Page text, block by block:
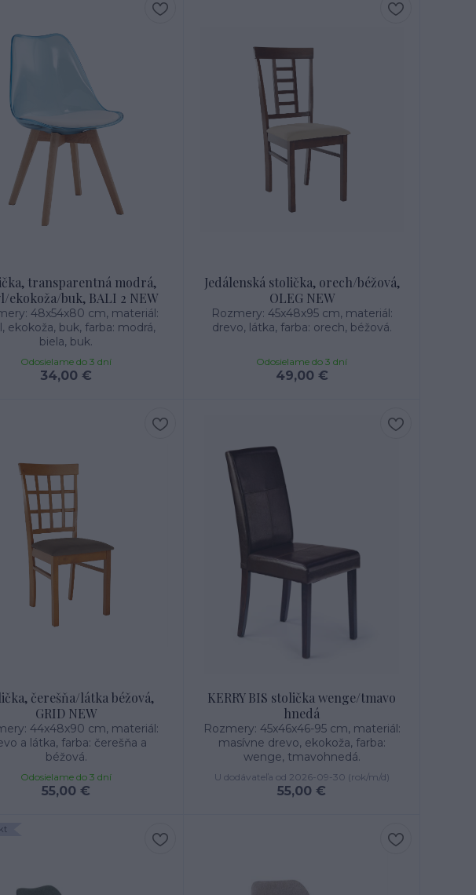
transparentná modrá,
ekokoža/buk, BALI 2 NEW
48x54x80 cm, materiál:
ekokoža, buk, farba: modrá,
biela, buk.
34,00 €
Odosielame do 3 dní
Jedálenská stolička, orech/béžová,
OLEG NEW
Rozmery: 45x48x95 cm, materiál:
drevo, látka, farba: orech, béžová.
49,00 €
Odosielame do 3 dní
čerešňa/látka béžová,
GRID NEW
44x48x90 cm, materiál:
a látka, farba: čerešňa a
béžová.
55,00 €
Odosielame do 3 dní
KERRY BIS stolička wenge/tmavo
hnedá
Rozmery: 45x46x46-95 cm, materiál:
masívne drevo, ekokoža, farba:
wenge, tmavohnedá.
55,00 €
U dodávateľa od 2026-09-30 (rok/m/d)